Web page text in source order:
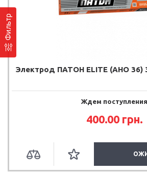
Фильтр
Электрод ПАТОН ELITE (АНО 36)
Ждем поступления
400.00 грн.